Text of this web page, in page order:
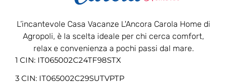
L’incantevole Casa Vacanze L'Ancora Carola Home di
Agropoli, è la scelta ideale per chi cerca comfort,
relax e convenienza a pochi passi dal mare.
1 CIN: IT065002C24TF98STX
3 CIN: IT065002C29SUTVPTP